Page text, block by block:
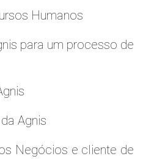
Humanos
para um processo de
Agnis
Negócios e cliente de